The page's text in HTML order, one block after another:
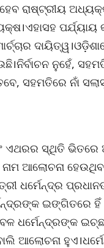
ରାଷ୍ଟ୍ରୀୟ
ପର୍ଯ୍ୟାୟ
ନୁହେଁ,
ସହମତିରେ ନାଁ
ସ୍ଥିତି ଭିତରେ
ଆଲୋଚନା
ଧର୍ମେନ୍ଦ୍ର
ଇଙ୍ଗିତରେ
ଧର୍ମେନ୍ଦ୍ରଙ୍କ
ଆଲୋଚନା